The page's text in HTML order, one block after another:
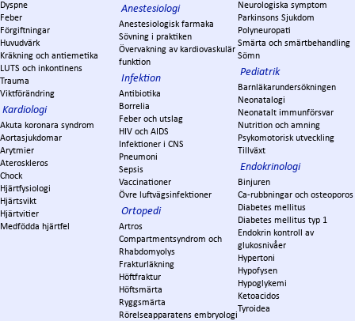
Dyspne
Feber
Förgiftningar
Huvudvärk
Kräkning och antiemetika
LUTS och inkontinens
Trauma
Viktförändring
Kardiologi
Akuta koronara syndrom
Aortasjukdomar
Arytmier
Ateroskleros
Chock
Hjärtfysiologi
Hjärtsvikt
Hjärtvitier
Medfödda hjärtfel
Anestesiologi
Anestesiologisk farmaka
Sövning i praktiken
Övervakning av kardiovaskulär
funktion
Infektion
Antibiotika
Borrelia
Feber och utslag
HIV och AIDS
Infektioner i CNS
Pneumoni
Sepsis
Vaccinationer
Övre luftvägsinfektioner
Ortopedi
Artros
Compartmentsyndrom och
Rhabdomyolys
Frakturläkning
Höftfraktur
Höftsmärta
Ryggsmärta
Rörelseapparatens embryologi
Neurologiska symptom
Parkinsons Sjukdom
Polyneuropati
Smärta och smärtbehandling
Sömn
Pediatrik
Barnläkarundersökningen
Neonatalogi
Neonatalt immunförsvar
Nutrition och amning
Psykomotorisk utveckling
Tillväxt
Endokrinologi
Binjuren
Ca-rubbningar och osteoporos
Diabetes mellitus
Diabetes mellitus typ 1
Endokrin kontroll av
glukosnivåer
Hypertoni
Hypofysen
Hypoglykemi
Ketoacidos
Tyroidea